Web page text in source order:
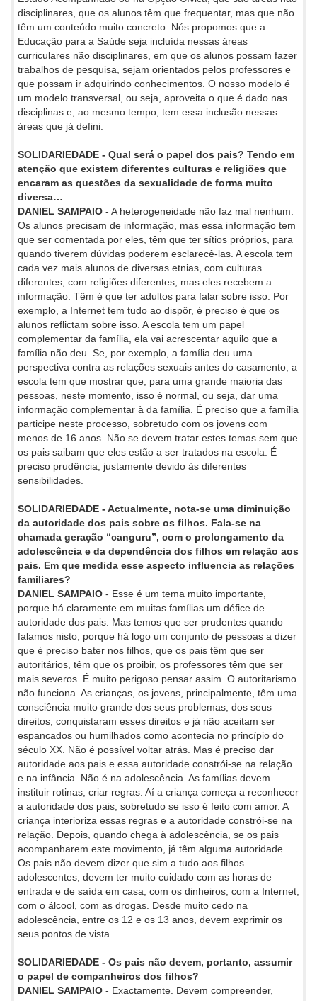
disciplinares, que os alunos têm que frequentar, mas que não
têm um conteúdo muito concreto. Nós propomos que a
Educação para a Saúde seja incluída nessas áreas
curriculares não disciplinares, em que os alunos possam fazer
trabalhos de pesquisa, sejam orientados pelos professores e
que possam ir adquirindo conhecimentos. O nosso modelo é
um modelo transversal, ou seja, aproveita o que é dado nas
disciplinas e, ao mesmo tempo, tem essa inclusão nessas
áreas que já defini.
SOLIDARIEDADE - Qual será o papel dos pais? Tendo em
atenção que existem diferentes culturas e religiões que
encaram as questões da sexualidade de forma muito
diversa…
DANIEL SAMPAIO - A heterogeneidade não faz mal nenhum.
Os alunos precisam de informação, mas essa informação tem
que ser comentada por eles, têm que ter sítios próprios, para
quando tiverem dúvidas poderem esclarecê-las. A escola tem
cada vez mais alunos de diversas etnias, com culturas
diferentes, com religiões diferentes, mas eles recebem a
informação. Têm é que ter adultos para falar sobre isso. Por
exemplo, a Internet tem tudo ao dispôr, é preciso é que os
alunos reflictam sobre isso. A escola tem um papel
complementar da família, ela vai acrescentar aquilo que a
família não deu. Se, por exemplo, a família deu uma
perspectiva contra as relações sexuais antes do casamento, a
escola tem que mostrar que, para uma grande maioria das
pessoas, neste momento, isso é normal, ou seja, dar uma
informação complementar à da família. É preciso que a família
participe neste processo, sobretudo com os jovens com
menos de 16 anos. Não se devem tratar estes temas sem que
os pais saibam que eles estão a ser tratados na escola. É
preciso prudência, justamente devido às diferentes
sensibilidades.
SOLIDARIEDADE - Actualmente, nota-se uma diminuição
da autoridade dos pais sobre os filhos. Fala-se na
chamada geração “canguru”, com o prolongamento da
adolescência e da dependência dos filhos em relação aos
pais. Em que medida esse aspecto influencia as relações
familiares?
DANIEL SAMPAIO - Esse é um tema muito importante,
porque há claramente em muitas famílias um défice de
autoridade dos pais. Mas temos que ser prudentes quando
falamos nisto, porque há logo um conjunto de pessoas a dizer
que é preciso bater nos filhos, que os pais têm que ser
autoritários, têm que os proibir, os professores têm que ser
mais severos. É muito perigoso pensar assim. O autoritarismo
não funciona. As crianças, os jovens, principalmente, têm uma
consciência muito grande dos seus problemas, dos seus
direitos, conquistaram esses direitos e já não aceitam ser
espancados ou humilhados como acontecia no princípio do
século XX. Não é possível voltar atrás. Mas é preciso dar
autoridade aos pais e essa autoridade constrói-se na relação
e na infância. Não é na adolescência. As famílias devem
instituir rotinas, criar regras. Aí a criança começa a reconhecer
a autoridade dos pais, sobretudo se isso é feito com amor. A
criança interioriza essas regras e a autoridade constrói-se na
relação. Depois, quando chega à adolescência, se os pais
acompanharem este movimento, já têm alguma autoridade.
Os pais não devem dizer que sim a tudo aos filhos
adolescentes, devem ter muito cuidado com as horas de
entrada e de saída em casa, com os dinheiros, com a Internet,
com o álcool, com as drogas. Desde muito cedo na
adolescência, entre os 12 e os 13 anos, devem exprimir os
seus pontos de vista.
SOLIDARIEDADE - Os pais não devem, portanto, assumir
o papel de companheiros dos filhos?
DANIEL SAMPAIO - Exactamente. Devem compreender,